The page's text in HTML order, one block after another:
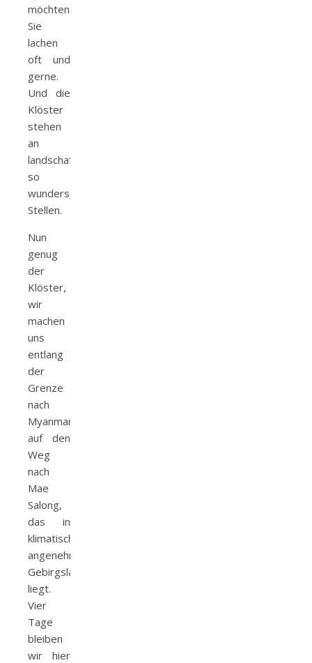
möchten.
Sie
lachen
oft und
gerne.
Und die
Klöster
stehen
an
landschaftlich
so
wunderschönen
Stellen.
Nun
genug
der
Klöster,
wir
machen
uns
entlang
der
Grenze
nach
Myanmar
auf den
Weg
nach
Mae
Salong,
das in
klimatisch
angenehmer
Gebirgslage
liegt.
Vier
Tage
bleiben
wir hier